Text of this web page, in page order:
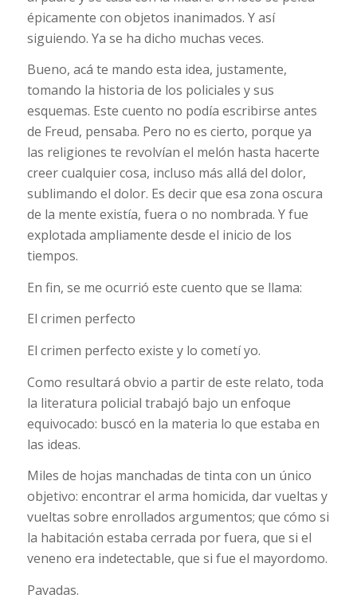
épicamente con objetos inanimados. Y así
siguiendo. Ya se ha dicho muchas veces.
Bueno, acá te mando esta idea, justamente,
tomando la historia de los policiales y sus
esquemas. Este cuento no podía escribirse antes
de Freud, pensaba. Pero no es cierto, porque ya
las religiones te revolvían el melón hasta hacerte
creer cualquier cosa, incluso más allá del dolor,
sublimando el dolor. Es decir que esa zona oscura
de la mente existía, fuera o no nombrada. Y fue
explotada ampliamente desde el inicio de los
tiempos.
En fin, se me ocurrió este cuento que se llama:
El crimen perfecto
El crimen perfecto existe y lo cometí yo.
Como resultará obvio a partir de este relato, toda
la literatura policial trabajó bajo un enfoque
equivocado: buscó en la materia lo que estaba en
las ideas.
Miles de hojas manchadas de tinta con un único
objetivo: encontrar el arma homicida, dar vueltas y
vueltas sobre enrollados argumentos; que cómo si
la habitación estaba cerrada por fuera, que si el
veneno era indetectable, que si fue el mayordomo.
Pavadas.